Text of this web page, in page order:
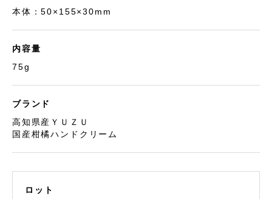
本体：50×155×30mm
内容量
75g
ブランド
高知県産ＹＵＺＵ
国産柑橘ハンドクリーム
ロット